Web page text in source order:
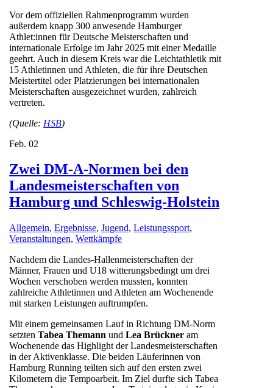
Vor dem offiziellen Rahmenprogramm wurden
außerdem knapp 300 anwesende Hamburger
Athlet:innen für Deutsche Meisterschaften und
internationale Erfolge im Jahr 2025 mit einer Medaille
geehrt. Auch in diesem Kreis war die Leichtathletik mit
15 Athletinnen und Athleten, die für ihre Deutschen
Meistertitel oder Platzierungen bei internationalen
Meisterschaften ausgezeichnet wurden, zahlreich
vertreten.
(Quelle: HSB)
Feb. 02
Zwei DM-A-Normen bei den
Landesmeisterschaften von
Hamburg und Schleswig-Holstein
Allgemein,Ergebnisse,Jugend,Leistungssport,
Veranstaltungen,Wettkämpfe
Nachdem die Landes-Hallenmeisterschaften der
Männer, Frauen und U18 witterungsbedingt um drei
Wochen verschoben werden mussten, konnten
zahlreiche Athletinnen und Athleten am Wochenende
mit starken Leistungen auftrumpfen.
Mit einem gemeinsamen Lauf in Richtung DM-Norm
setztenTabea Themann undLea Brückner am
Wochenende das Highlight der Landesmeisterschaften
in der Aktivenklasse. Die beiden Läuferinnen von
Hamburg Running teilten sich auf den ersten zwei
Kilometern die Tempoarbeit. Im Ziel durfte sich Tabea